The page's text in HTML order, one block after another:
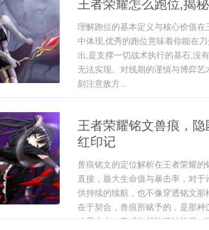
王者荣耀怎么跑位,揭
理解跑位的基本定义与核心价值
中体现,优秀的跑位意味着你能在
出,是支撑一切战术执行的基石,没
无法实现。对线期的谨慎与博弈
刻注意敌方...
王者荣耀铭文兽痕，
红印记
兽痕铭文的定位解析在王者荣耀
直接，最大生命值与暴击率，对
供持续的续航，也不像穿透铭文
在于契合，兽痕所赋予的，是那
攻暴击中，它或许就能扭转战局